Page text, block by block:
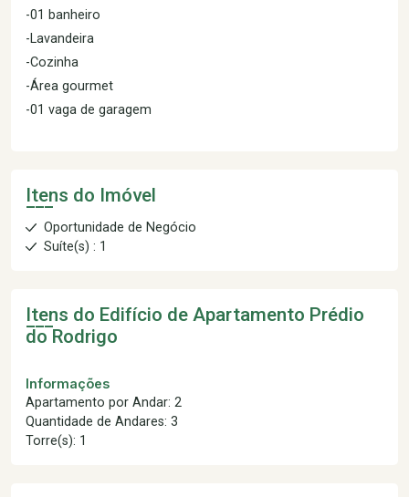
-01 banheiro
-Lavandeira
-Cozinha
-Área gourmet
-01 vaga de garagem
Itens do Imóvel
Oportunidade de Negócio
Suíte(s) : 1
Itens do Edifício de Apartamento Prédio
do Rodrigo
Informações
Apartamento por Andar: 2
Quantidade de Andares: 3
Torre(s): 1